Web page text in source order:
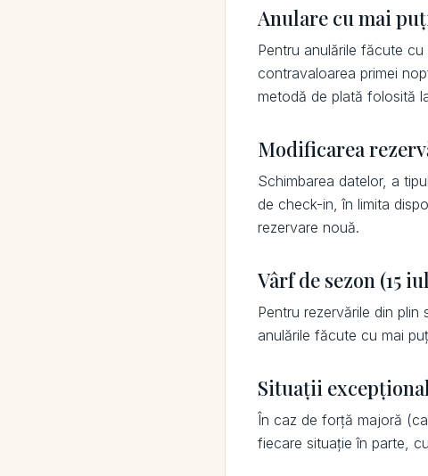
Anulare cu mai
Pentru anulările făcute
contravaloarea primei
metodă de plată folosită
Modificarea
Schimbarea datelor, a
de check-in, în limita
rezervare nouă.
Vârf de sezon (15
Pentru rezervările din
anulările făcute cu mai
Situații
În caz de forță majoră
fiecare situație în parte,